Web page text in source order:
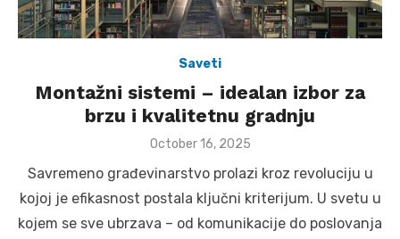
Saveti
Montažni sistemi – idealan izbor za
brzu i kvalitetnu gradnju
Posted
October 16, 2025
Savremeno građevinarstvo prolazi kroz revoluciju u
kojoj je efikasnost postala ključni kriterijum. U svetu u
kojem se sve ubrzava – od komunikacije do poslovanja